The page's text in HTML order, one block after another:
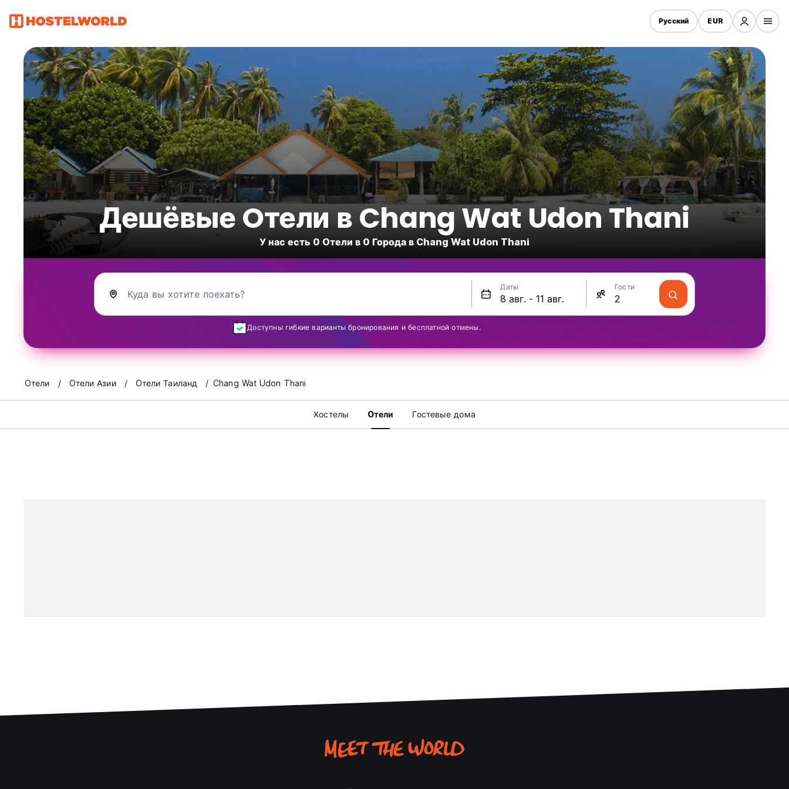
Русский EUR
Дешёвые Oтели в Chang Wat Udon Thani
У нас есть 0 Oтели в 0 Города в Chang Wat Udon Thani
Куда вы хотите поехать?
Даты Гости
Доступны гибкие варианты бронирования и бесплатной отмены.
Oтели Oтели Азии Oтели Таиланд Chang Wat Udon Thani
Хостелы Oтели Гостевые дома